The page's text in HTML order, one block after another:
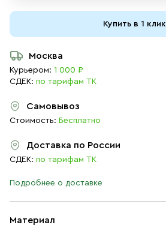
Материал
Купить в 1 клик
Москва
Курьером: 1 000 ₽
СДЕК: по тарифам ТК
Самовывоз
Стоимость: Бесплатно
Доставка по России
СДЕК: по тарифам ТК
Подробнее о доставке